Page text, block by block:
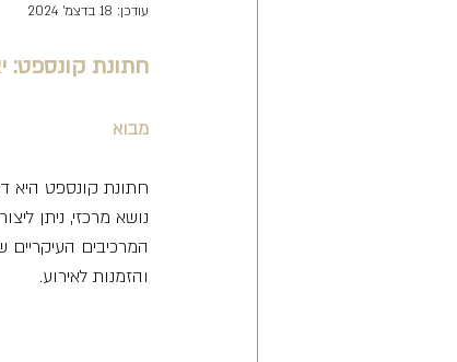
עודכן: 18 בדצמ׳ 2024
חתונת קונספט:
מבוא
חתונת קונספט היא
נושא מרכזי, ניתן
המרכיבים העיקריים
והזמנות לאירוע.